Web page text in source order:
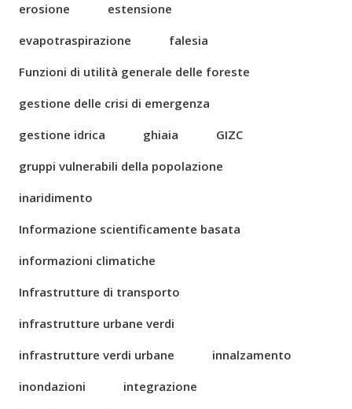
erosione
estensione
evapotraspirazione
falesia
Funzioni di utilità generale delle foreste
gestione delle crisi di emergenza
gestione idrica
ghiaia
GIZC
gruppi vulnerabili della popolazione
inaridimento
Informazione scientificamente basata
informazioni climatiche
Infrastrutture di transporto
infrastrutture urbane verdi
infrastrutture verdi urbane
innalzamento
inondazioni
integrazione